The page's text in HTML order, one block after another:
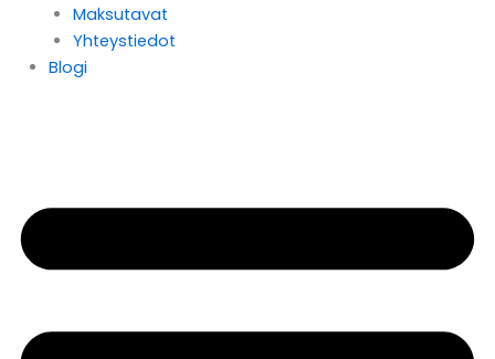
Maksutavat
Yhteystiedot
Blogi